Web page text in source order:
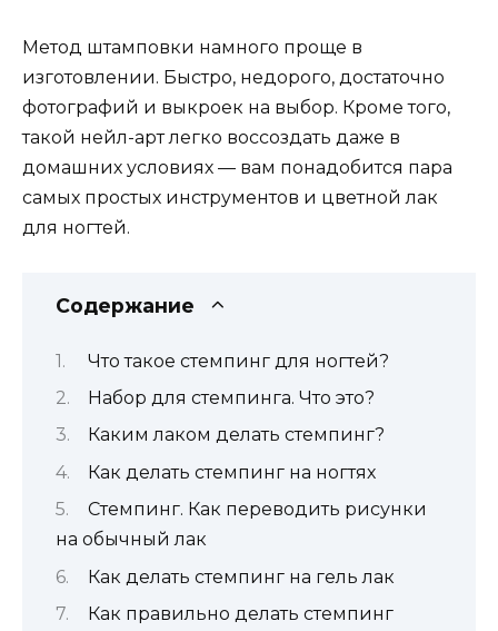
Метод штамповки намного проще в
изготовлении. Быстро, недорого, достаточно
фотографий и выкроек на выбор. Кроме того,
такой нейл-арт легко воссоздать даже в
домашних условиях — вам понадобится пара
самых простых инструментов и цветной лак
для ногтей.
Содержание
Что такое стемпинг для ногтей?
Набор для стемпинга. Что это?
Каким лаком делать стемпинг?
Как делать стемпинг на ногтях
Стемпинг. Как переводить рисунки
на обычный лак
Как делать стемпинг на гель лак
Как правильно делать стемпинг